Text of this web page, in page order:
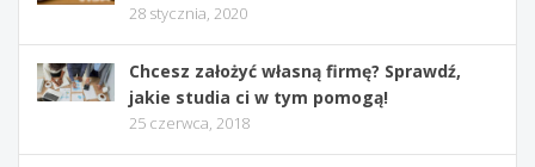
28 stycznia, 2020
Chcesz założyć własną firmę? Sprawdź,
jakie studia ci w tym pomogą!
25 czerwca, 2018